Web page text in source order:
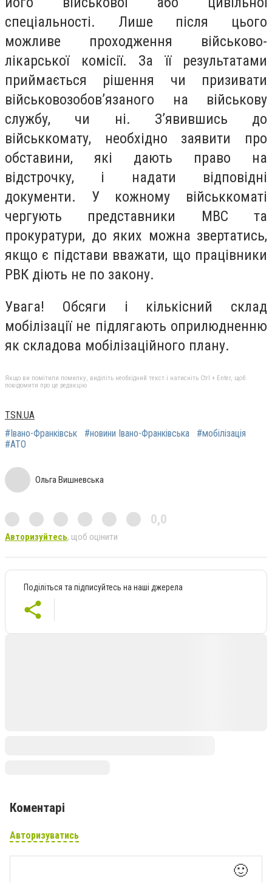
спеціальності. Лише після цього
можливе проходження військово-
лікарської комісії. За її результатами
приймається рішення чи призивати
військовозобов’язаного на військову
службу, чи ні. З’явившись до
військкомату, необхідно заявити про
обставини, які дають право на
відстрочку, і надати відповідні
документи. У кожному військкоматі
чергують представники МВС та
прокуратури, до яких можна звертатись,
якщо є підстави вважати, що працівники
РВК діють не по закону.
Увага! Обсяги і кількісний склад
мобілізації не підлягають оприлюдненню
як складова мобілізаційного плану.
Якщо ви помітили помилку, виділіть необхідний текст і натисніть Ctrl + Enter, щоб
повідомити про це редакцію
TSN.UA
#Івано-Франківськ
#новини Івано-Франківська
#мобілізація
#АТО
Ольга Вишневська
0,0
Авторизуйтесь, щоб оцінити
Поділіться та підписуйтесь на наші джерела
Коментарі
Авторизуватись
🙂